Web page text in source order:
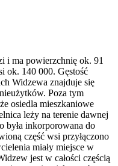
i ma powierzchnię ok. 91
ok. 140 000. Gęstość
Widzewa znajduje się
Poza tym
osiedla mieszkaniowe
leży na terenie dawnej
była inkorporowana do
część wsi przyłączono
miały miejsce w
jest w całości częścią